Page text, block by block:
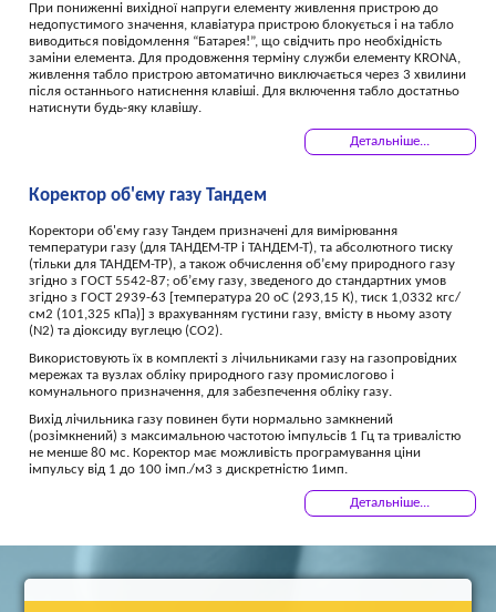
При пониженні вихідної напруги елементу живлення пристрою до
недопустимого значення, клавіатура пристрою блокується і на табло
виводиться повідомлення “Батарея!”, що свідчить про необхідність
заміни елемента. Для продовження терміну служби елементу KRONA,
живлення табло пристрою автоматично виключається через 3 хвилини
після останнього натиснення клавіші. Для включення табло достатньо
натиснути будь-яку клавішу.
Детальніше...
Коректор об'єму газу Тандем
Коректори об'єму газу Тандем призначені для вимірювання
температури газу (для ТАНДЕМ-ТР і ТАНДЕМ-Т), та абсолютного тиску
(тільки для ТАНДЕМ-ТР), а також обчислення об’єму природного газу
згідно з ГОСТ 5542-87; об’єму газу, зведеного до стандартних умов
згідно з ГОСТ 2939-63 [температура 20 оС (293,15 К), тиск 1,0332 кгс/
см2 (101,325 кПа)] з врахуванням густини газу, вмісту в ньому азоту
(N2) та діоксиду вуглецю (СО2).
Використовують їх в комплекті з лічильниками газу на газопровідних
мережах та вузлах обліку природного газу промислогово і
комунального призначення, для забезпечення обліку газу.
Вихід лічильника газу повинен бути нормально замкнений
(розімкнений) з максимальною частотою імпульсів 1 Гц та тривалістю
не менше 80 мс. Коректор має можливість програмування ціни
імпульсу від 1 до 100 імп./м3 з дискретністю 1имп.
Детальніше...